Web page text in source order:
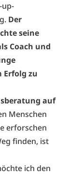
up-
Der
seine
Coach und
Erfolg zu
auf
Menschen
erforschen
finden, ist
ich den